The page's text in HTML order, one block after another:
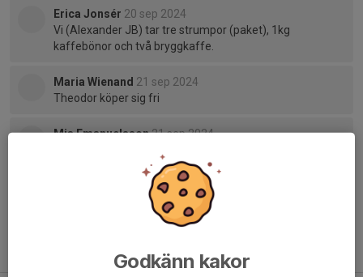
Erica Jonsér 20 sep 2024
Vi (Alexander JB) tar tre strumpor (paket), 1kg
kaffebönor och två bryggkaffe.
Maria Wienand 21 sep 2024
Theodor köper sig fri
Mia Emanuelsson21 sep 2024
Tidigare nyheterGodkänn kakor